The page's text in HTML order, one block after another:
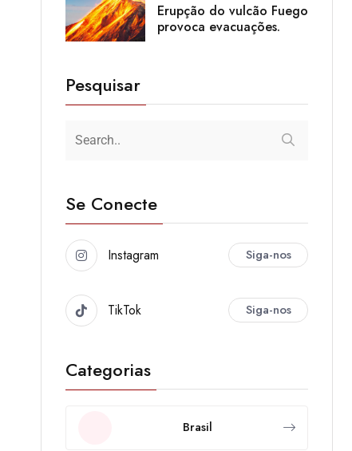
Erupção do vulcão Fuego
provoca evacuações.
Pesquisar
Se Conecte
Instagram Siga-nos
TikTok Siga-nos
Categorias
Brasil